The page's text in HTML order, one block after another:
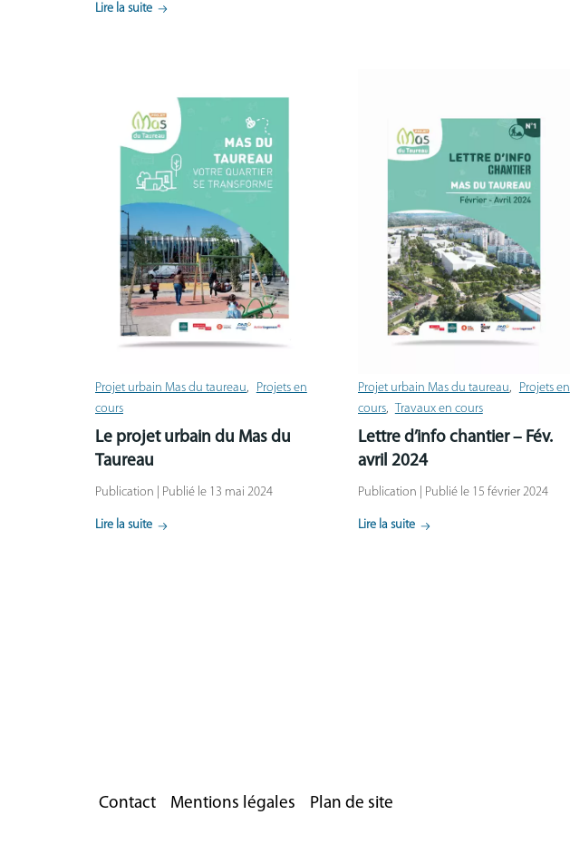
Lire la suite
Projet urbain Mas du taureau
Projets en
cours
Le projet urbain du Mas du
Taureau
Publication | Publié le 13 mai 2024
Lire la suite
Projet urbain Mas du taureau
Projets en
cours
Travaux en cours
Lettre d’info chantier – Fév.
avril 2024
Publication | Publié le 15 février 2024
Lire la suite
Contact Mentions légales Plan de site